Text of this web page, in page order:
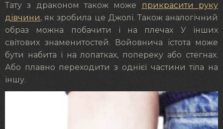
Тату з драконом також можеприкрасити руку
дівчини, як зробила це Джолі. Також аналогічний
образ можна побачити і на плечах У інших
світових знаменитостей. Войовнича істота може
бути набита і на лопатках, попереку або стегнах.
Або плавно переходити з однієї частини тіла на
іншу.